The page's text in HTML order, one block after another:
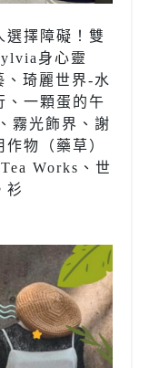
選擇障礙！雙
身心靈
、琦麗世界-水
、一顆蛋的午
霧光飾界、謝
物（藥草）
Works、世
衫